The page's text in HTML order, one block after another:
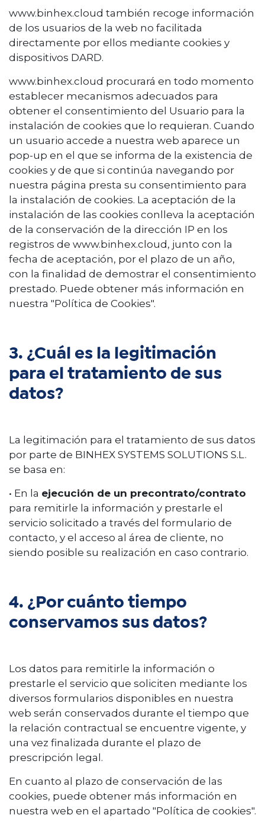
www.binhex.cloud también recoge información
de los usuarios de la web no facilitada
directamente por ellos mediante cookies y
dispositivos DARD.
www.binhex.cloud procurará en todo momento
establecer mecanismos adecuados para
obtener el consentimiento del Usuario para la
instalación de cookies que lo requieran. Cuando
un usuario accede a nuestra web aparece un
pop-up en el que se informa de la existencia de
cookies y de que si continúa navegando por
nuestra página presta su consentimiento para
la instalación de cookies. La aceptación de la
instalación de las cookies conlleva la aceptación
de la conservación de la dirección IP en los
registros de www.binhex.cloud, junto con la
fecha de aceptación, por el plazo de un año,
con la finalidad de demostrar el consentimiento
prestado. Puede obtener más información en
nuestra "Política de Cookies".
3. ¿Cuál es la legitimación
para el tratamiento de sus
datos?
La legitimación para el tratamiento de sus datos
por parte de BINHEX SYSTEMS SOLUTIONS S.L.
se basa en:
• En la ejecución de un precontrato/contrato
para remitirle la información y prestarle el
servicio solicitado a través del formulario de
contacto, y el acceso al área de cliente, no
siendo posible su realización en caso contrario.
4. ¿Por cuánto tiempo
conservamos sus datos?
Los datos para remitirle la información o
prestarle el servicio que soliciten mediante los
diversos formularios disponibles en nuestra
web serán conservados durante el tiempo que
la relación contractual se encuentre vigente, y
una vez finalizada durante el plazo de
prescripción legal.
En cuanto al plazo de conservación de las
cookies, puede obtener más información en
nuestra web en el apartado "Política de cookies".